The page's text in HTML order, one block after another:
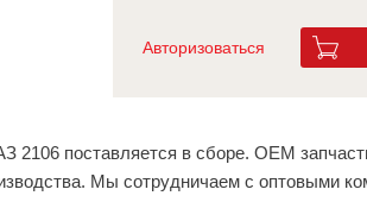
Авторизоваться
2106 поставляется в сборе. ОЕМ
Мы сотрудничаем с оптовыми